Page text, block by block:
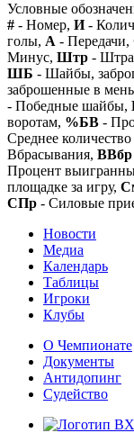
Условные
# - Номер, И-
голы, А - Передачи,
Минус, Штр -
ШБ - Шайбы,
заброшенные в
- Победные шайбы,
воротам, %БВ -
Среднее
Вбрасывания, ВВбр
Процент
площадке за игру,
СПр - Силовые
Новости
Медиа
Календарь
Таблицы
Игроки
Клубы
О Чемпионате
Документы
Антидопинг
Судейство